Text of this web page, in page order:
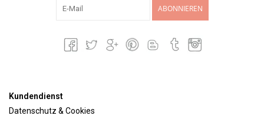
ABONNIEREN
Kundendienst
Datenschutz & Cookies